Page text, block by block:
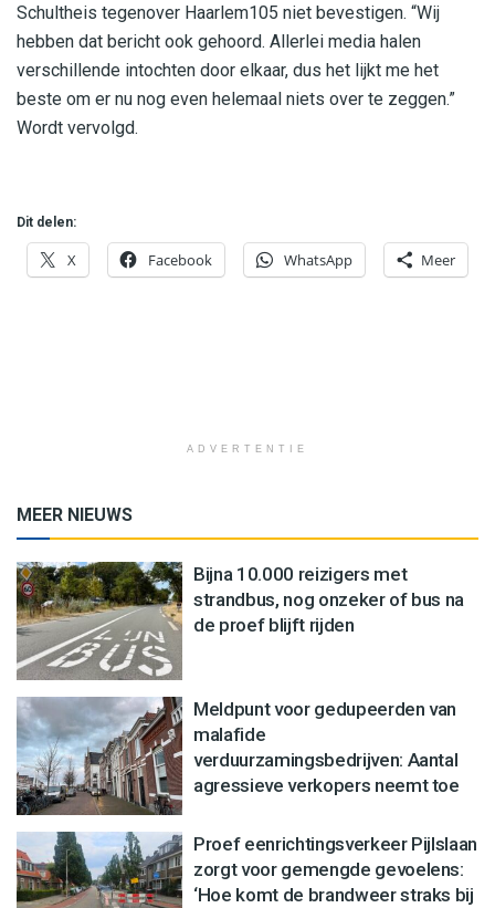
Schultheis tegenover Haarlem105 niet bevestigen. “Wij
hebben dat bericht ook gehoord. Allerlei media halen
verschillende intochten door elkaar, dus het lijkt me het
beste om er nu nog even helemaal niets over te zeggen.”
Wordt vervolgd.
Dit delen:
X Facebook WhatsApp Meer
ADVERTENTIE
MEER NIEUWS
Bijna 10.000 reizigers met
strandbus, nog onzeker of bus na
de proef blijft rijden
Meldpunt voor gedupeerden van
malafide
verduurzamingsbedrijven: Aantal
agressieve verkopers neemt toe
Proef eenrichtingsverkeer Pijlslaan
zorgt voor gemengde gevoelens:
‘Hoe komt de brandweer straks bij